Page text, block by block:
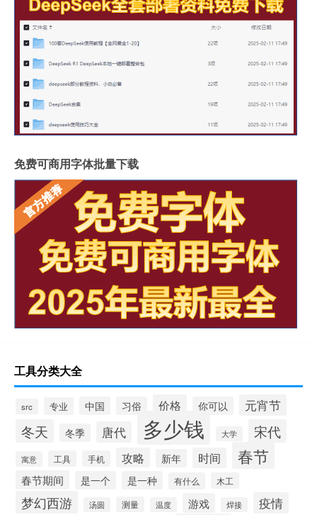
免费可商用字体批量下载
工具分类大全
src 专业 中国 习俗 价格 你可以 元宵节
冬天 冬季 唐代 多少钱 大学 宋代
寓意 工具 手机 攻略 新年 时间 春节
春节期间 是一个 是一种 有什么 木工
梦幻西游 汤圆 测量 温度 游戏 焊接 疫情